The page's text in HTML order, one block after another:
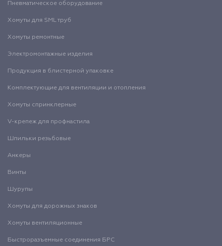
Пневматическое оборудование
Хомуты для SML труб
Хомуты ремонтные
Электромонтажные изделия
Продукция в блистерной упаковке
Комплектующие для вентиляции и отопления
Хомуты спринклерные
V-крепеж для профнастила
Шпильки резьбовые
Анкеры
Винты
Шурупы
Хомуты для дорожных знаков
Хомуты вентиляционные
Быстроразъемные соединения БРС